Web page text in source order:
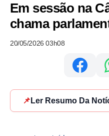
Em sessão na
chama
20/05/2026 03h08
📌 Ler Resumo Da